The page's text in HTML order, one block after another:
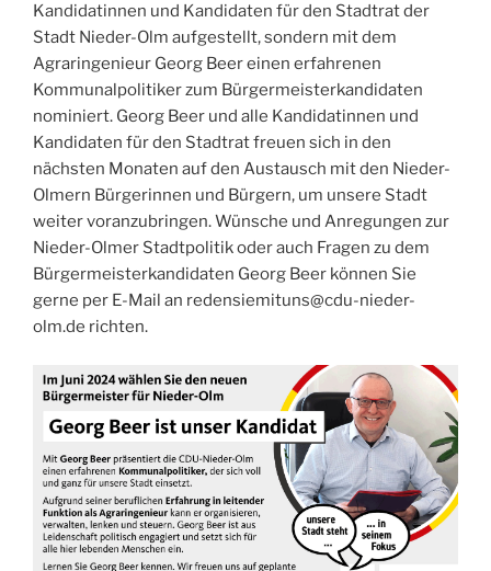
Kandidatinnen und Kandidaten für den Stadtrat der
Stadt Nieder-Olm aufgestellt, sondern mit dem
Agraringenieur Georg Beer einen erfahrenen
Kommunalpolitiker zum Bürgermeisterkandidaten
nominiert. Georg Beer und alle Kandidatinnen und
Kandidaten für den Stadtrat freuen sich in den
nächsten Monaten auf den Austausch mit den Nieder-
Olmern Bürgerinnen und Bürgern, um unsere Stadt
weiter voranzubringen. Wünsche und Anregungen zur
Nieder-Olmer Stadtpolitik oder auch Fragen zu dem
Bürgermeisterkandidaten Georg Beer können Sie
gerne per E-Mail an redensiemituns@cdu-nieder-
olm.de richten.